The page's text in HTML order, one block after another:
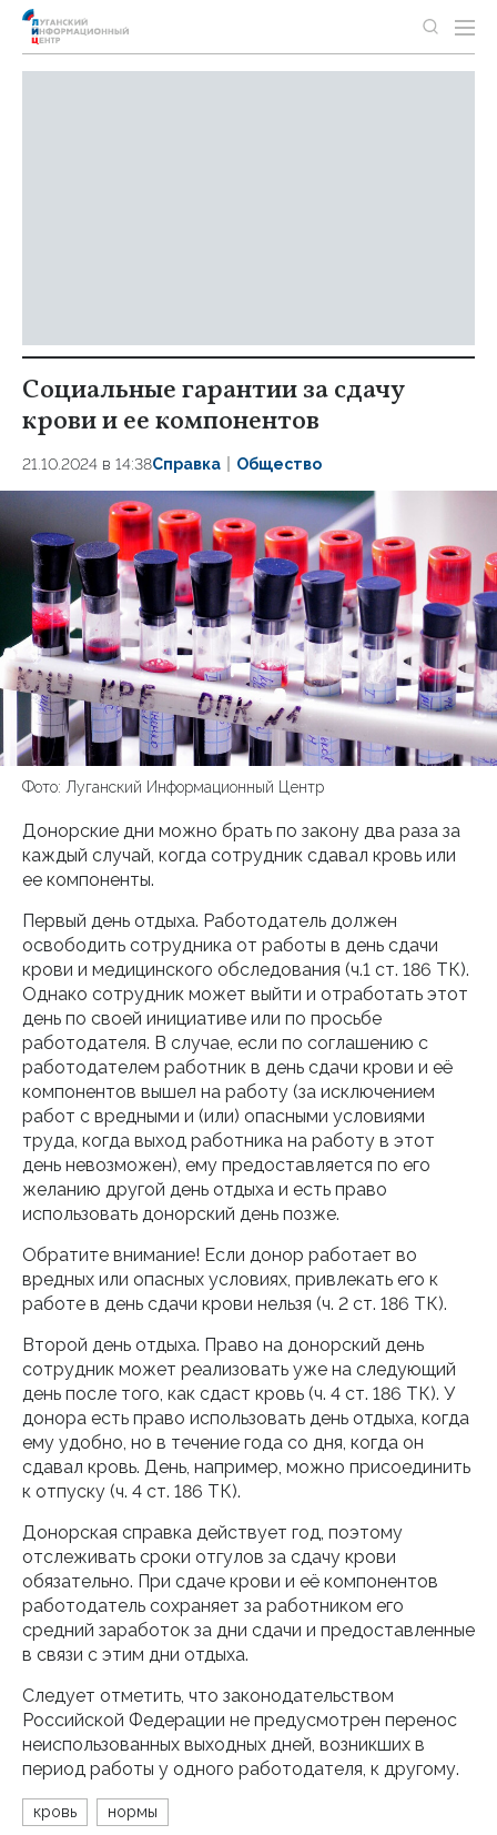
Социальные гарантии за сдачу
крови и ее компонентов
21.10.2024 в 14:38Справка Общество
Фото: Луганский Информационный Центр
Донорские дни можно брать по закону два раза за
каждый случай, когда сотрудник сдавал кровь или
ее компоненты.
Первый день отдыха. Работодатель должен
освободить сотрудника от работы в день сдачи
крови и медицинского обследования (ч.1 ст. 186 ТК).
Однако сотрудник может выйти и отработать этот
день по своей инициативе или по просьбе
работодателя. В случае, если по соглашению с
работодателем работник в день сдачи крови и её
компонентов вышел на работу (за исключением
работ с вредными и (или) опасными условиями
труда, когда выход работника на работу в этот
день невозможен), ему предоставляется по его
желанию другой день отдыха и есть право
использовать донорский день позже.
Обратите внимание! Если донор работает во
вредных или опасных условиях, привлекать его к
работе в день сдачи крови нельзя (ч. 2 ст. 186 ТК).
Второй день отдыха. Право на донорский день
сотрудник может реализовать уже на следующий
день после того, как сдаст кровь (ч. 4 ст. 186 ТК). У
донора есть право использовать день отдыха, когда
ему удобно, но в течение года со дня, когда он
сдавал кровь. День, например, можно присоединить
к отпуску (ч. 4 ст. 186 ТК).
Донорская справка действует год, поэтому
отслеживать сроки отгулов за сдачу крови
обязательно. При сдаче крови и её компонентов
работодатель сохраняет за работником его
средний заработок за дни сдачи и предоставленные
в связи с этим дни отдыха.
Следует отметить, что законодательством
Российской Федерации не предусмотрен перенос
неиспользованных выходных дней, возникших в
период работы у одного работодателя, к другому.
кровь нормы